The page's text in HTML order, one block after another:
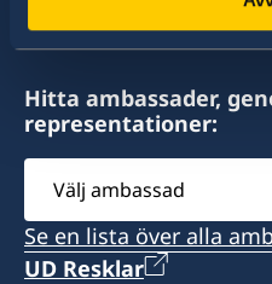
sweconlux@pt.lu
Sveriges
51 Bld. Grande-
L-1331 Luxembourg
Konsulatet kan utföra
Tidsbokning krävs.
Hitta ambassader,
representationer:
Välj
ambassad
Se en lista över alla
UD Resklar